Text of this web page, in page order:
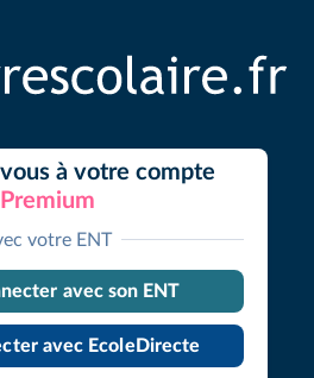
à votre compte
Premium
votre ENT
avec son ENT
avec EcoleDirecte